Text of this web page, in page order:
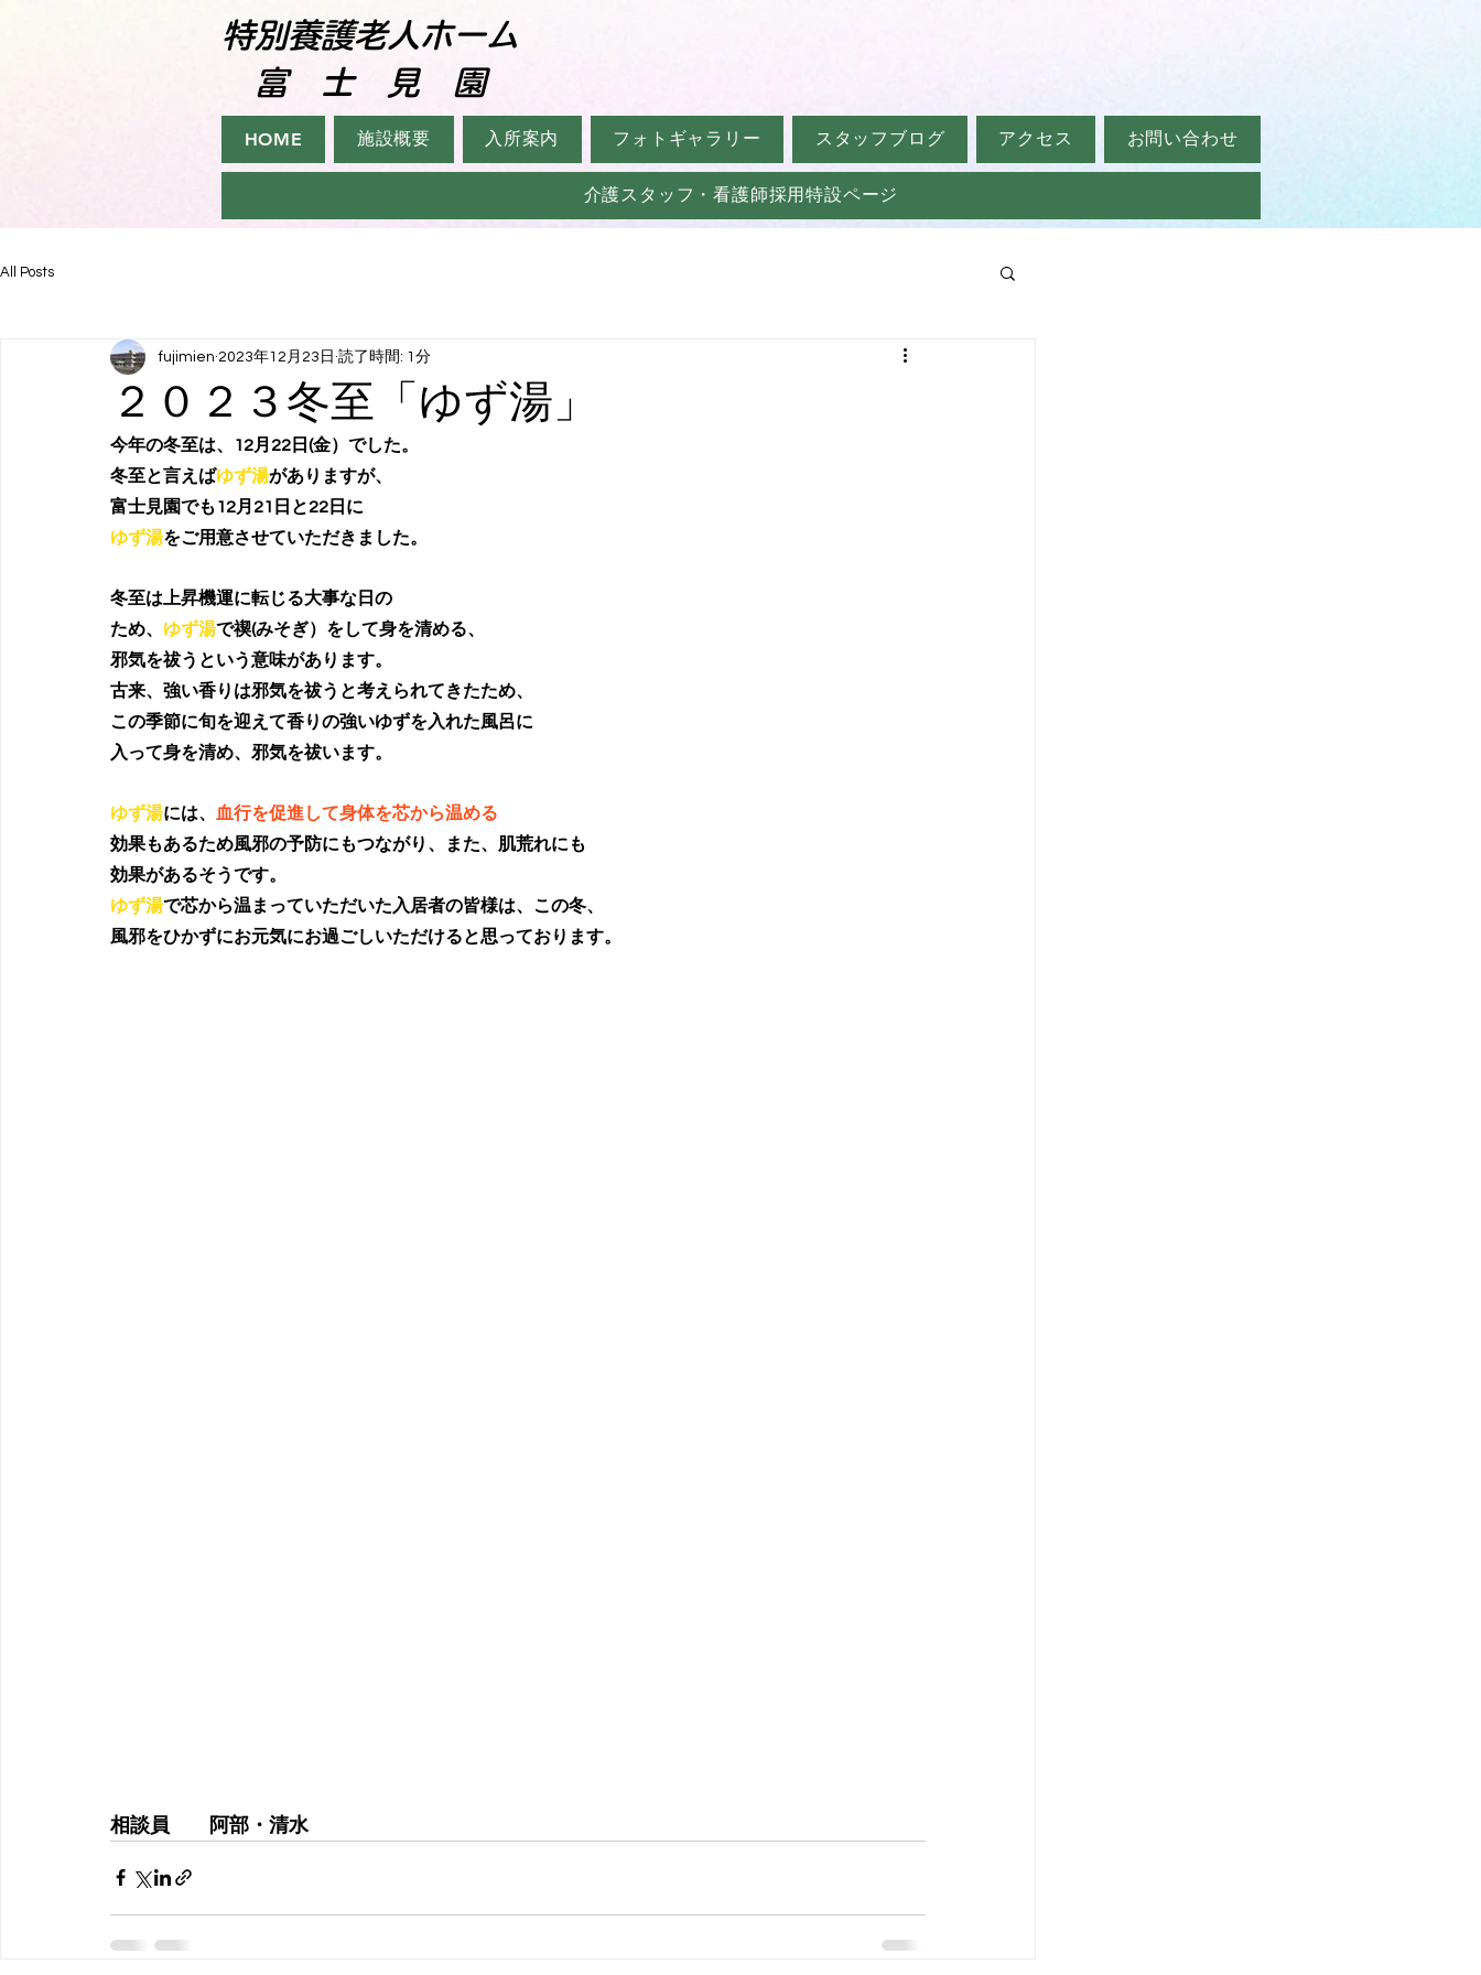
特別養護老人ホーム
​ 富 士 見 園
HOME 施設概要 入所案内 フォトギャラリー スタッフブログ アクセス お問い合わせ
介護スタッフ・看護師採用特設ページ
All Posts
２０２３冬至「ゆず湯」
fujimien 2023年12月23日 読了時間: 1分
今年の冬至は、12月22日(金）でした。
冬至と言えばゆず湯がありますが、
富士見園でも12月21日と22日に
ゆず湯をご用意させていただきました。
冬至は上昇機運に転じる大事な日の
ため、 ゆず湯で禊(みそぎ）をして身を清める、
邪気を祓うという意味があります。
古来、強い香りは邪気を祓うと考えられてきたため、
この季節に旬を迎えて香りの強いゆずを入れた風呂に
入って身を清め、邪気を祓います。
ゆず湯には、
血行を促進して身体を芯から温める
効果もあるため風邪の予防にもつながり、また、肌荒れにも
効果があるそうです。
ゆず湯で芯から温まっていただいた入居者の皆様は、この冬、
風邪をひかずにお元気にお過ごしいただけると思っております。
相談員　　阿部・清水